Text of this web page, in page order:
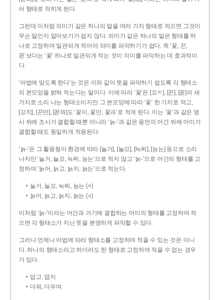
러 형태로 적히게 된다.
그런데 이처럼 의미가 같은 하나의 말을 여러 가지 형태로 적으면 그것이
무슨 말인지 알아보기가 쉽지 않다. 의미가 같은 하나의 말은 형태를 하
나로 고정하여 일관되게 적어야 의미를 파악하기가 쉽다. 즉 ‘꽃, 꼰,
꼳’보다는 ‘꽃’ 하나로 일관되게 적는 것이 의미를 파악하는 데 효과적이
다.
‘어법에 맞도록 한다’는 것은 이와 같이 뜻을 파악하기 쉽도록 각 형태소
의 본모양을 밝혀 적는다는 말이다. 이에 따라 ‘꽃’은 [꼬ㅊ], [꼰], [꼳]의 세
가지로 소리 나는 형태소이지만 그 본모양에 따라 ‘꽃’ 한 가지로 적고,
[꼬치], [꼰만], [꼳꽈]도 ‘꽃이, 꽃만, 꽃과’로 적게 된다. 이는 ‘꽃’과 같은 명
사 뒤에 조사가 결합할 때뿐 아니라 ‘늙-’과 같은 용언의 어간 뒤에 어미가
결합할 때도 동일하게 적용된다.
‘늙-’은 그 활용형이 환경에 따라 [늘거], [늘꼬], [늑찌], [능는] 등으로 소리
나지만 ‘늘거, 늘꼬, 늑찌, 능는’으로 적지 않고 ‘늙-’으로 어간의 형태를 고
정하여 ‘늙어, 늙고, 늙지, 늙는’으로 적는다.
늘거, 늘꼬, 늑찌, 능는 (×)
늙어, 늙고, 늙지, 늙는 (○)
이처럼 ‘늙-­’이라는 어간과 거기에 결합하는 어미의 형태를 고정하여 적
으면 각 형태소가 지닌 뜻을 분명하게 파악할 수 있다.
그러나 언제나 어법에 따라 형태소를 고정하여 적을 수 있는 것은 아니
다. 하나의 형태소라고 하더라도 한 형태로 고정하여 적을 수 없는 경우
가 있다.
덥고, 덥지
더워, 더우며